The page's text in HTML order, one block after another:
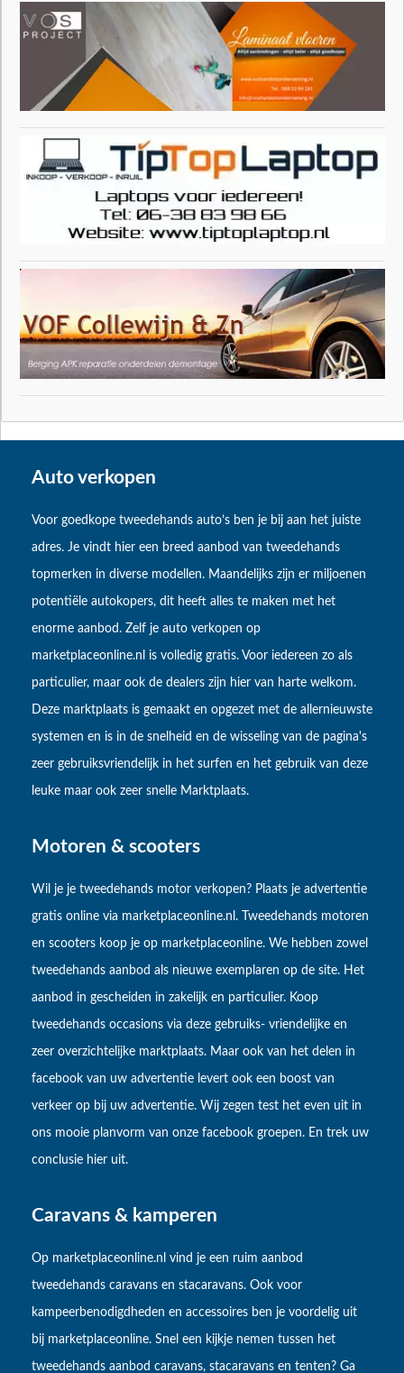
Auto verkopen
Voor goedkope tweedehands auto’s ben je bij aan het juiste
adres. Je vindt hier een breed aanbod van tweedehands
topmerken in diverse modellen. Maandelijks zijn er miljoenen
potentiële autokopers, dit heeft alles te maken met het
enorme aanbod. Zelf je auto verkopen op
marketplaceonline.nl is volledig gratis. Voor iedereen zo als
particulier, maar ook de dealers zijn hier van harte welkom.
Deze marktplaats is gemaakt en opgezet met de allernieuwste
systemen en is in de snelheid en de wisseling van de pagina's
zeer gebruiksvriendelijk in het surfen en het gebruik van deze
leuke maar ook zeer snelle Marktplaats.
Motoren & scooters
Wil je je tweedehands motor verkopen? Plaats je advertentie
gratis online via marketplaceonline.nl. Tweedehands motoren
en scooters koop je op marketplaceonline. We hebben zowel
tweedehands aanbod als nieuwe exemplaren op de site. Het
aanbod in gescheiden in zakelijk en particulier. Koop
tweedehands occasions via deze gebruiks- vriendelijke en
zeer overzichtelijke marktplaats. Maar ook van het delen in
facebook van uw advertentie levert ook een boost van
verkeer op bij uw advertentie. Wij zegen test het even uit in
ons mooie planvorm van onze facebook groepen. En trek uw
conclusie hier uit.
Caravans & kamperen
Op marketplaceonline.nl vind je een ruim aanbod
tweedehands caravans en stacaravans. Ook voor
kampeerbenodigdheden en accessoires ben je voordelig uit
bij marketplaceonline. Snel een kijkje nemen tussen het
tweedehands aanbod caravans, stacaravans en tenten? Ga